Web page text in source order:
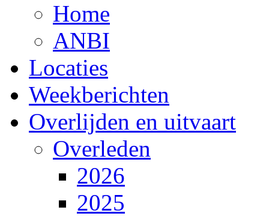
Home
ANBI
Locaties
Weekberichten
Overlijden en uitvaart
Overleden
2026
2025